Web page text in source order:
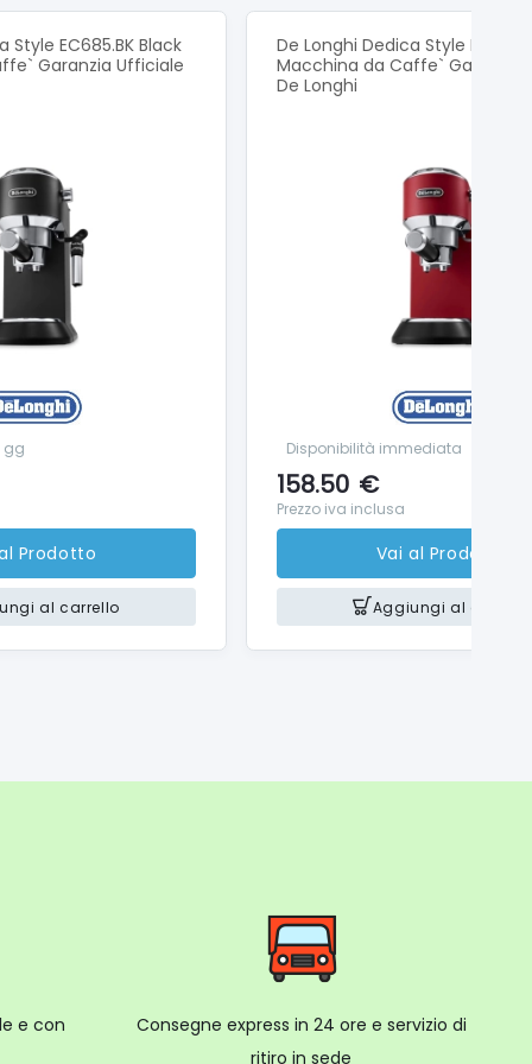
La robusta struttura in metallo la rende
lavoro. Valorizza lo spazio nella tua cucina.
in qualsiasi momento.
i principianti.
e caffè più corposi.
per erogare vapore o montare il latte
caffelatte, oppure erogare acqua calda per caffè
casa tua la tecnologia del doppio sensore di
Style EC685.BK Black
Garanzia Ufficiale
gg
Prodotto
al carrello
De Longhi Dedica Style
Macchina da Caffe` Garanzia
De Longhi
Disponibilità immediata
158.50 €
Prezzo iva inclusa
Vai al Prodotto
Aggiungi al carrello
e con
Consegne express in 24 ore e servizio di
ritiro in sede